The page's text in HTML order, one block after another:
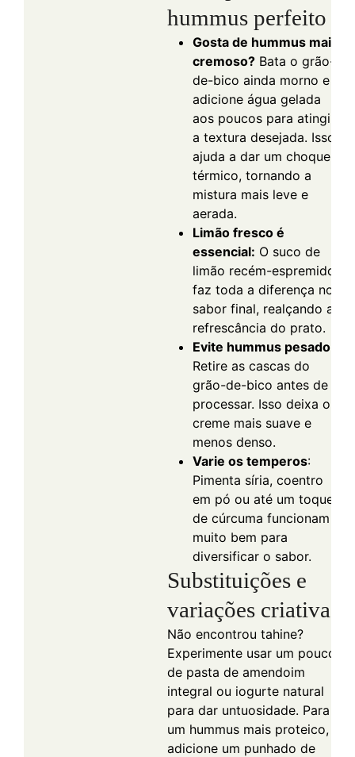
hummus perfeito
Gosta de hummus mais
cremoso? Bata o grão-
de-bico ainda morno e
adicione água gelada
aos poucos para atingir
a textura desejada. Isso
ajuda a dar um choque
térmico, tornando a
mistura mais leve e
aerada.
Limão fresco é
essencial: O suco de
limão recém-espremido
faz toda a diferença no
sabor final, realçando a
refrescância do prato.
Evite hummus pesado
Retire as cascas do
grão-de-bico antes de
processar. Isso deixa o
creme mais suave e
menos denso.
Varie os temperos:
Pimenta síria, coentro
em pó ou até um toque
de cúrcuma funcionam
muito bem para
diversificar o sabor.
Substituições e
variações criativas
Não encontrou tahine?
Experimente usar um pouco
de pasta de amendoim
integral ou iogurte natural
para dar untuosidade. Para
um hummus mais proteico,
adicione um punhado de